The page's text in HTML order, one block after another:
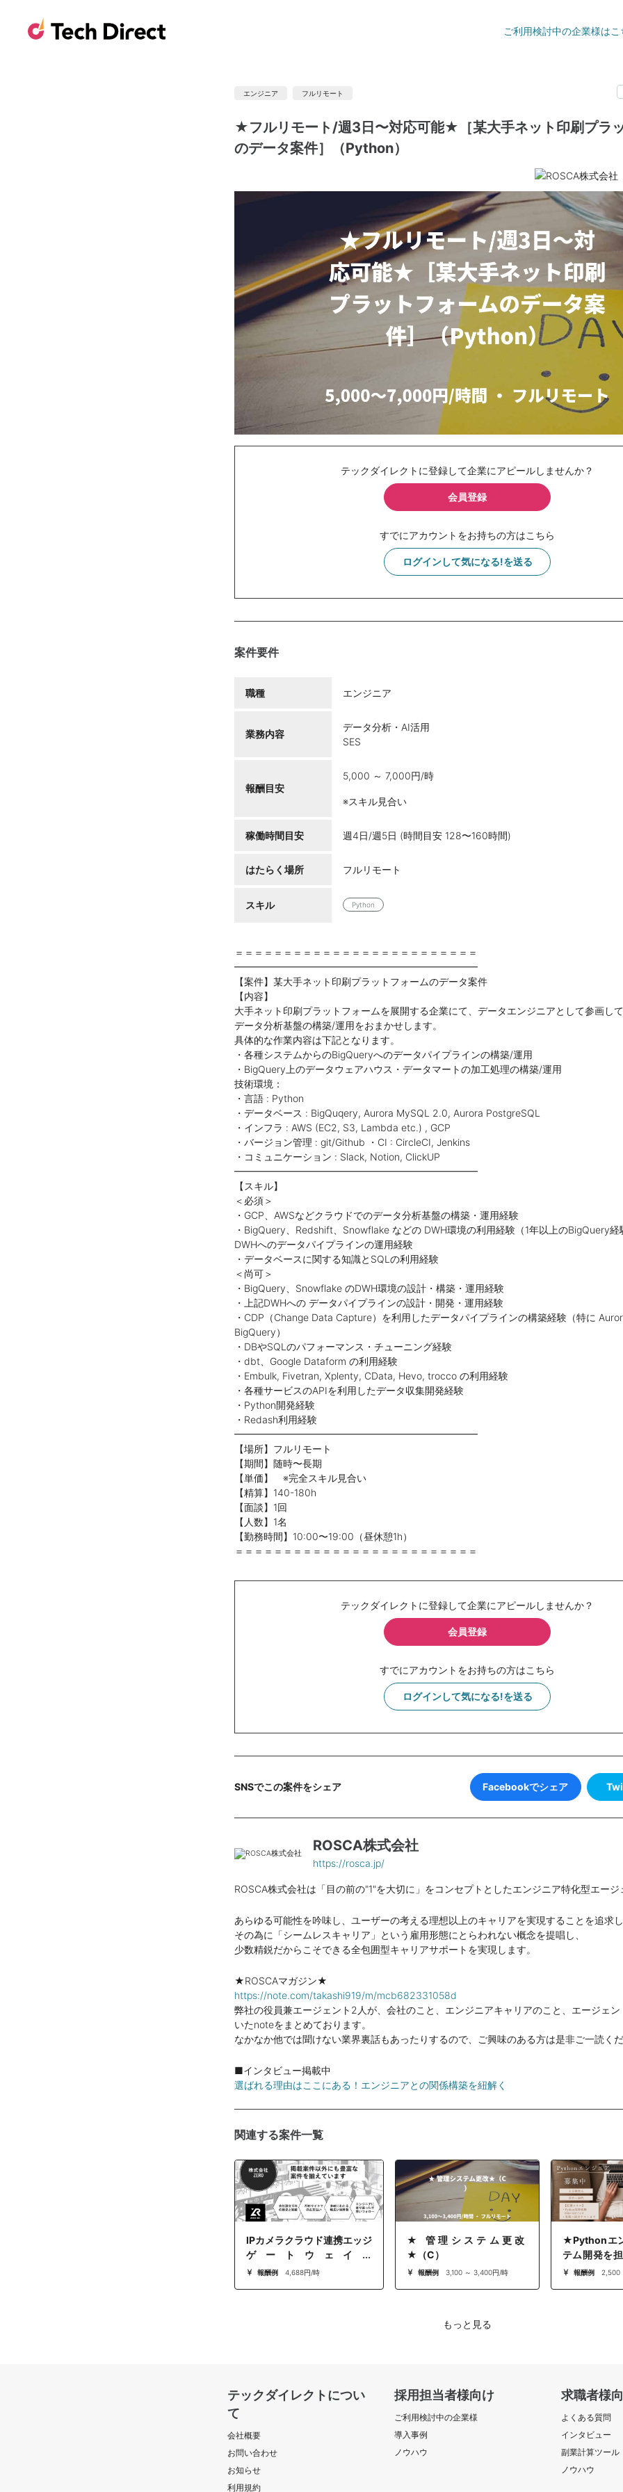
ご利用検討中の企業様はこ
エンジニア フルリモート
★フルリモート/週3日〜対応可能★［某大手ネット印刷プラ
のデータ案件］（Python）
テックダイレクトに登録して企業にアピールしませんか？
会員登録
すでにアカウントをお持ちの方はこちら
ログインして気になる!を送る
案件要件
職種 エンジニア
業務内容
データ分析・AI活用
SES
報酬目安
5,000 ～ 7,000円/時
※スキル見合い
稼働時間目安 週4日/週5日 (時間目安 128〜160時間)
はたらく場所 フルリモート
スキル Python
＝＝＝＝＝＝＝＝＝＝＝＝＝＝＝＝＝＝＝＝＝＝＝＝＝
━━━━━━━━━━━━━━━━━━━━━━━━━
【案件】某大手ネット印刷プラットフォームのデータ案件
【内容】
大手ネット印刷プラットフォームを展開する企業にて、データエンジニアとして参画して
データ分析基盤の構築/運用をおまかせします。
具体的な作業内容は下記となります。
・各種システムからのBigQueryへのデータパイプラインの構築/運用
・BigQuery上のデータウェアハウス・データマートの加工処理の構築/運用
技術環境：
・言語 : Python
・データベース : BigQuqery, Aurora MySQL 2.0, Aurora PostgreSQL
・インフラ : AWS (EC2, S3, Lambda etc.) , GCP
・バージョン管理 : git/Github ・CI : CircleCI, Jenkins
・コミュニケーション : Slack, Notion, ClickUP
━━━━━━━━━━━━━━━━━━━━━━━━━
【スキル】
＜必須＞
・GCP、AWSなどクラウドでのデータ分析基盤の構築・運用経験
・BigQuery、Redshift、Snowflake などの DWH環境の利用経験（1年以上のBigQuery経
DWHへのデータパイプラインの運用経験
・データベースに関する知識とSQLの利用経験
＜尚可＞
・BigQuery、Snowflake のDWH環境の設計・構築・運用経験
・上記DWHへの データパイプラインの設計・開発・運用経験
・CDP（Change Data Capture）を利用したデータパイプラインの構築経験（特に
BigQuery）
・DBやSQLのパフォーマンス・チューニング経験
・dbt、Google Dataform の利用経験
・Embulk, Fivetran, Xplenty, CData, Hevo, trocco の利用経験
・各種サービスのAPIを利用したデータ収集開発経験
・Python開発経験
・Redash利用経験
━━━━━━━━━━━━━━━━━━━━━━━━━
【場所】フルリモート
【期間】随時〜長期
【単価】 ※完全スキル見合い
【精算】140-180h
【面談】1回
【人数】1名
【勤務時間】10:00〜19:00（昼休憩1h）
＝＝＝＝＝＝＝＝＝＝＝＝＝＝＝＝＝＝＝＝＝＝＝＝＝
テックダイレクトに登録して企業にアピールしませんか？
会員登録
すでにアカウントをお持ちの方はこちら
ログインして気になる!を送る
SNSでこの案件をシェア Facebookでシェア
ROSCA株式会社
https://rosca.jp/
ROSCA株式会社は「目の前の"1"を大切に」をコンセプトとしたエンジニア特化型エージ
あらゆる可能性を吟味し、ユーザーの考える理想以上のキャリアを実現することを追求し
その為に「シームレスキャリア」という雇用形態にとらわれない概念を提唱し、
少数精鋭だからこそできる全包囲型キャリアサポートを実現します。
★ROSCAマガジン★
https://note.com/takashi919/m/mcb682331058d
弊社の役員兼エージェント2人が、会社のこと、エンジニアキャリアのこと、エージェ
いたnoteをまとめております。
なかなか他では聞けない業界裏話もあったりするので、ご興味のある方は是非ご一読くだ
■インタビュー掲載中
選ばれる理由はここにある！エンジニアとの関係構築を紐解く
関連する案件一覧
IPカメラクラウド連携エッジ
ゲートウェイ開
発/C++/Linux/WebRTC/75
報酬例 4,688円/時
★ 管理システム更改
★（C）
報酬例 3,100 ～ 3,400円/時
★Pythonエ
テム開発を
ジニアの業務
報酬例 2,500
もっと見る
テックダイレクトについ
て
会社概要
お問い合わせ
お知らせ
利用規約
採用担当者様向け
ご利用検討中の企業様
導入事例
ノウハウ
求職者様
よくある質問
インタビュー
副業計算ツール
ノウハウ